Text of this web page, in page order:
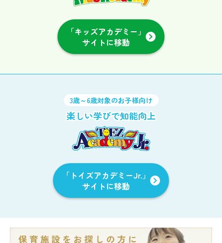
「キッズアカデミー」
サイトに移動
3歳～6歳対象のお子様向け
楽しい学びで知能向上
「トイズアカデミーJr.」
サイトに移動